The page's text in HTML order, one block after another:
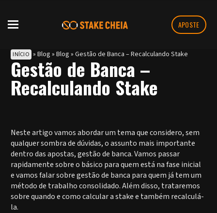
APOSTE
INÍCIO » Blog » Blog » Gestão de Banca – Recalculando Stake
Gestão de Banca –
Recalculando Stake
Neste artigo vamos abordar um tema que considero, sem
qualquer sombra de dúvidas, o assunto mais importante
dentro das apostas, gestão de banca. Vamos passar
rapidamente sobre o básico para quem está na fase inicial
e vamos falar sobre gestão de banca para quem já tem um
método de trabalho consolidado. Além disso, trataremos
sobre quando e como calcular a stake e também recalculá-
la.